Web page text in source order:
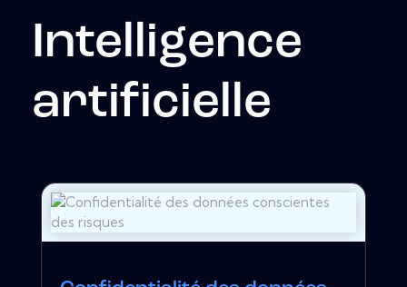
Intelligence
artificielle